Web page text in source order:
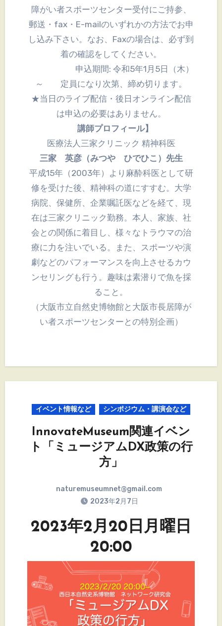
障がい者スポーツセンター受付にご持参、
郵送・fax・E-mailのいずれかの方法でお申
し込み下さい。なお、Faxの場合は、必ず到
着の確認をしてください。
申込期間: 令和5年1月5日（木）
～ 定員になり次第、締め切ります。
★当日のライブ配信・後日オンライン配信
は申込の必要はありません。
講師プロフィール】
医療法人三家クリニック 精神科医
三家 英彦（みつや ひでひこ）先生
平成15年（2003年）より麻酔科医として研
修を受けた後、精神科の道にすすむ。大学
病院、保健所、企業嘱託医などを経て、現
在は三家クリニック勤務。本人、家族、社
会との関係に着目し、様々なトラウマの治
療に力を注いでいる。また、スポーツや演
劇などのパフォーマンスを向上させるカウ
ンセリングも行う。趣味は素潜りで魚を採
ること。
（大阪市立自然史博物館と大阪市長居障が
い者スポーツセンターとの特別企画）
イベント情報など シンポジウム・講演会など
InnovateMuseum関連イベン
ト「ミュージアムDX政策の行
方」
naturemuseumnet@gmail.com
2023年2月7日
2023年2月20日月曜日
20:00